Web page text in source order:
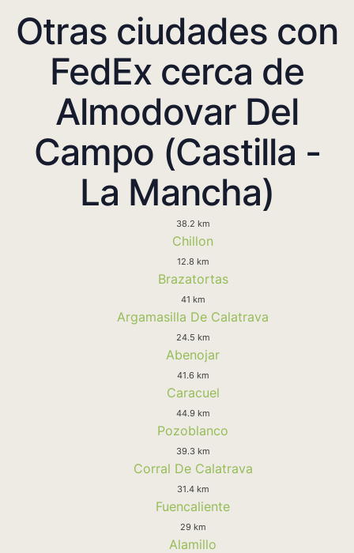
Otras ciudades con
FedEx cerca de
Almodovar Del
Campo (Castilla -
La Mancha)
38.2 km
Chillon
12.8 km
Brazatortas
41 km
Argamasilla De Calatrava
24.5 km
Abenojar
41.6 km
Caracuel
44.9 km
Pozoblanco
39.3 km
Corral De Calatrava
31.4 km
Fuencaliente
29 km
Alamillo